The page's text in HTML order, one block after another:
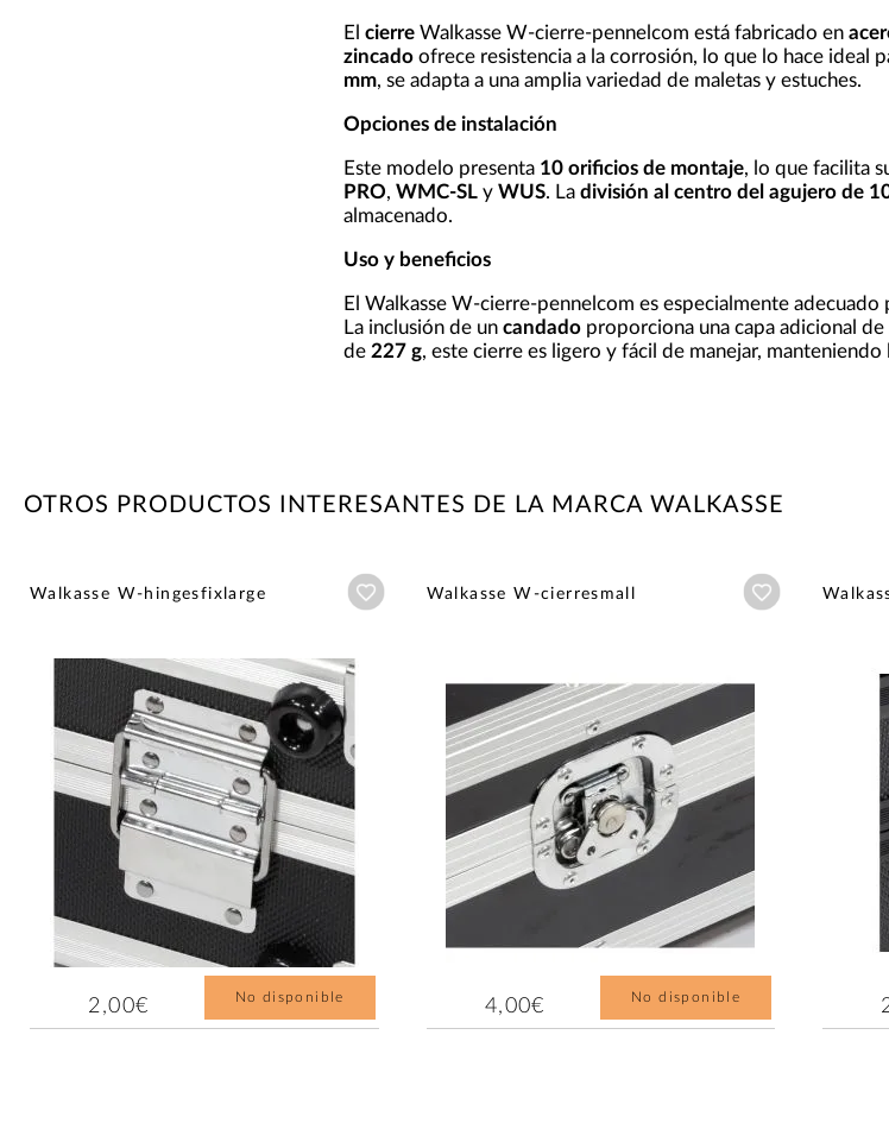
El cierreWalkasse W-cierre-pennelcom está fabricado en
zincadoofrece resistencia a la corrosión, lo que lo hace ideal
mm, se adapta a una amplia variedad de maletas y estuches.
Opciones de instalación
Este modelo presenta 10 orificios de montaje, lo que facilita
PRO, WMC-SLy WUS. La división al centro del agujero de
almacenado.
Uso y beneficios
El Walkasse W-cierre-pennelcom es especialmente
La inclusión de un candadoproporciona una capa adicional
de 227 g, este cierre es ligero y fácil de manejar,
OTROS PRODUCTOS INTERESANTES DE LA MARCA WALKASSE
Walkasse W-hingesfixlarge Añadir a wishlist
2,00€ No disponible
Walkasse W-cierresmall Añadir a
4,00€ No disponible